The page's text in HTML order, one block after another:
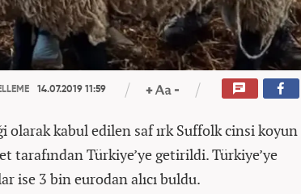
14.07.2019 11:59
olarak kabul edilen saf ırk Suffolk cinsi koyun
tarafından Türkiye’ye getirildi. Türkiye’ye
ise 3 bin eurodan alıcı buldu.